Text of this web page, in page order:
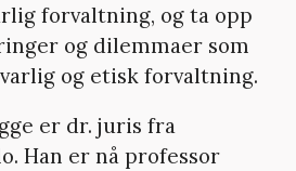
forvaltning, og ta opp
og dilemmaer som
og etisk forvaltning.
er dr. juris fra
Han er nå professor